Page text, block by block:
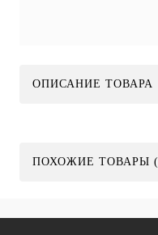
ОПИСАНИЕ ТОВАРА
ПОХОЖИЕ ТОВАРЫ